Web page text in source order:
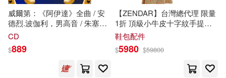
美國迪士尼公司(47)
亞瑟．柯南．道爾(44)
中國少年兒童出版社(320)
威爾第：《阿伊達》全曲 / 安
德烈.波伽利，男高音 / 朱塞皮
尼，低男中音 / 西梅歐尼，次
高音 / 卡洛姆巴拉，男低音 / 麥
斯特里，男中音 / 卡查拉娃，
女高音 / 璜.荷西.德萊昂，男高
CD
$889
【ZENDAR】台灣總代理 限量
1折 頂級小牛皮十字紋手提包
肩背包娜塔莉
示品 (22 杏色)
鞋包配件
$5980 $59800